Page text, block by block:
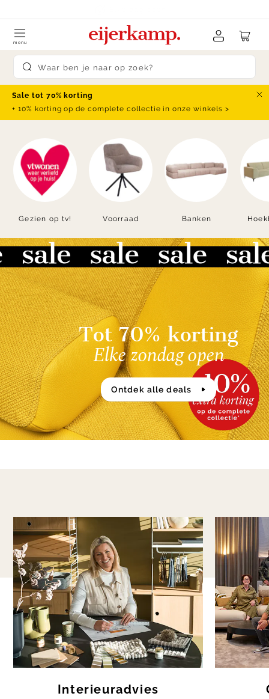
Submit search
menu
Sale tot 70% korting
+ 10% korting op de complete collectie in onze winkels >
Gezien op tv! Voorraad Banken
Item
1
of
14
Tot 70% korting
Elke zondag open
Ontdek alle deals
Interieuradvies
Item
1
of
5